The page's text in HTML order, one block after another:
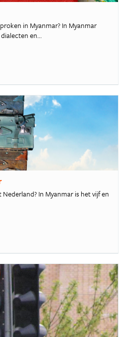
in Myanmar? In Myanmar
en...
In Myanmar is het vijf en